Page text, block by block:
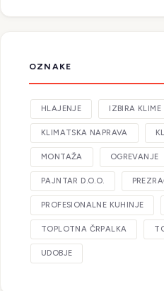
OZNAKE
HLAJENJE IZBIRA KLIME
KLIMATSKA NAPRAVA
MONTAŽA OGREVANJE
PAJNTAR D.O.O.
PROFESIONALNE KUHINJE
TOPLOTNA ČRPALKA
UDOBJE